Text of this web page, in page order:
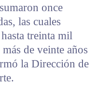
once
las cuales
treinta mil
de veinte años
la Dirección de